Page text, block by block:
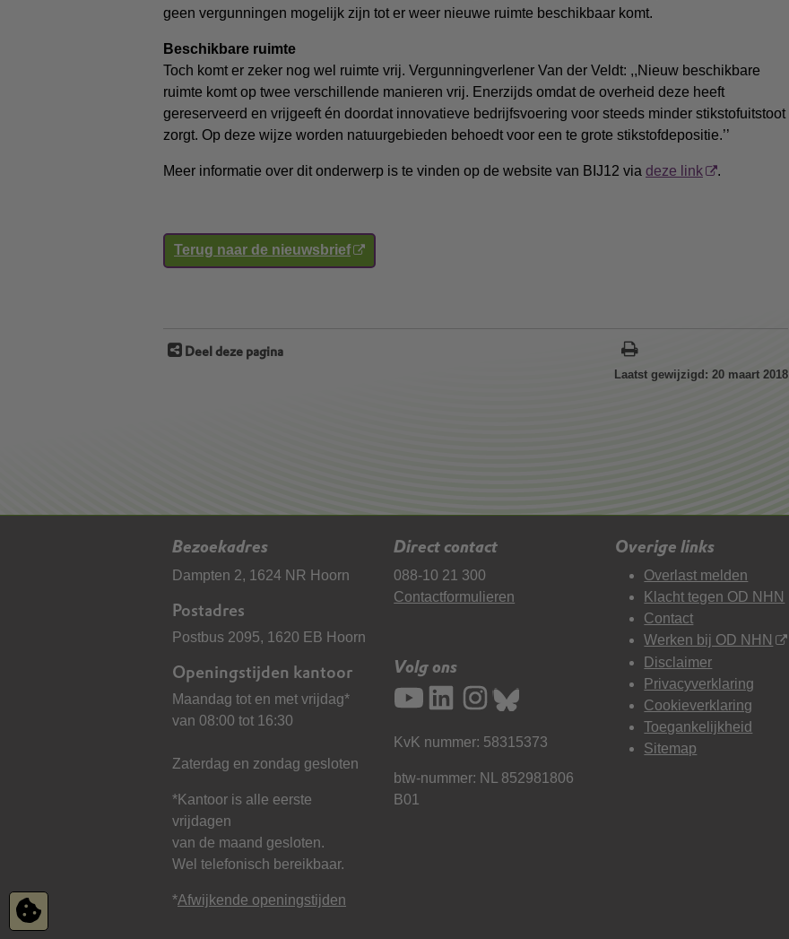
geen vergunningen mogelijk zijn tot er weer nieuwe ruimte beschikbaar komt.
Beschikbare ruimte
Toch komt er zeker nog wel ruimte vrij. Vergunningverlener Van der Veldt: ,,Nieuw beschikbare
ruimte komt op twee verschillende manieren vrij. Enerzijds omdat de overheid deze heeft
gereserveerd en vrijgeeft én doordat innovatieve bedrijfsvoering voor steeds minder stikstofuitstoot
zorgt. Op deze wijze worden natuurgebieden behoedt voor een te grote stikstofdepositie.’’
Meer informatie over dit onderwerp is te vinden op de website van BIJ12 via deze link .
Terug naar de nieuwsbrief
Deel deze pagina
Laatst gewijzigd: 20 maart 2018
Bezoekadres
Dampten 2, 1624 NR Hoorn
Postadres
Postbus 2095, 1620 EB Hoorn
Openingstijden kantoor
Maandag tot en met vrijdag*
van 08:00 tot 16:30
Zaterdag en zondag gesloten
*Kantoor is alle eerste
vrijdagen
van de maand gesloten.
Wel telefonisch bereikbaar.
*Afwijkende openingstijden
Direct contact
088-10 21 300
Contactformulieren
Volg ons
KvK nummer: 58315373
btw-nummer: NL 852981806
B01
Overige links
Overlast melden
Klacht tegen OD NHN
Contact
Werken bij OD NHN
Disclaimer
Privacyverklaring
Cookieverklaring
Toegankelijkheid
Sitemap